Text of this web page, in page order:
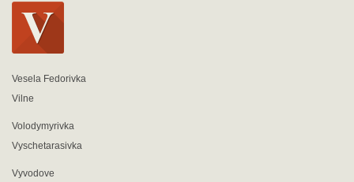
Vesela Fedorivka
Vilne
Volodymyrivka
Vyschetarasivka
Vyvodove